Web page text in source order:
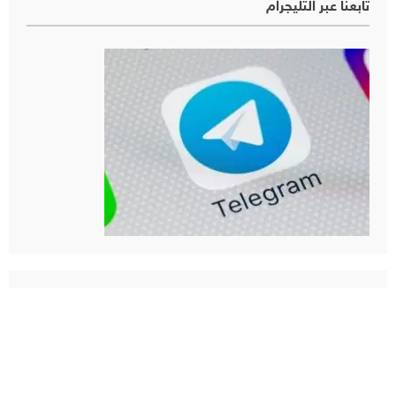
تابعنا عبر التليجرام